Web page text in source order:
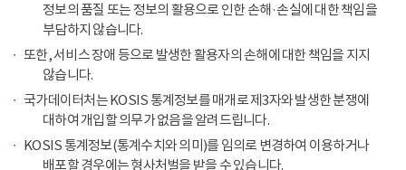
정보의 품질 또는 정보의 활용으로 인한 손해·손실에 대한 책임을
부담하지 않습니다.
또한, 서비스 장애 등으로 발생한 활용자의 손해에 대한 책임을 지지
않습니다.
국가데이터처는 KOSIS 통계정보를 매개로 제3자와 발생한 분쟁에
대하여 개입할 의무가 없음을 알려드립니다.
KOSIS 통계정보(통계수치와 의미)를 임의로 변경하여 이용하거나
배포할 경우에는 형사처벌을 받을 수 있습니다.